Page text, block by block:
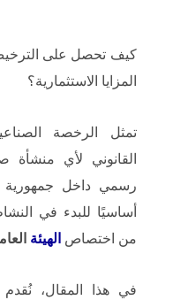
كيف تحصل على
المزايا الاستثمارية؟
تمثل الرخصة
القانوني لأي
رسمي داخل جمهورية
أساسيًا للبدء في
من اختصاص الهيئة
في هذا المقال،